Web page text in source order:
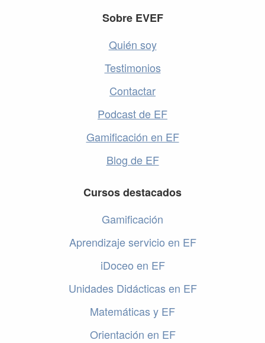
Sobre EVEF
Quién soy
Testimonios
Contactar
Podcast de EF
Gamificación en EF
Blog de EF
Cursos destacados
Gamificación
Aprendizaje servicio en EF
iDoceo en EF
Unidades Didácticas en EF
Matemáticas y EF
Orientación en EF